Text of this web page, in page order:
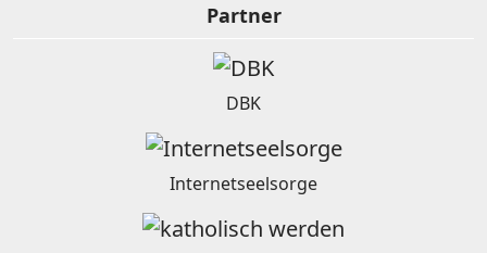
Partner
DBK
Internetseelsorge